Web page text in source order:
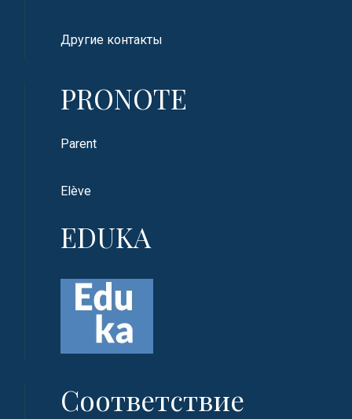
Другие контакты
PRONOTE
Parent
Elève
EDUKA
Соответствие